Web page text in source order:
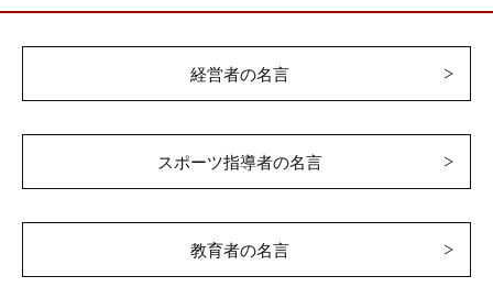
経営者の名言
スポーツ指導者の名言
教育者の名言